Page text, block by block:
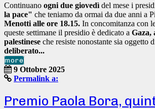
Continuano ogni due giovedì del mese i
la pace" che teniamo da ormai da due anni a
Menotti alle ore 18.15. In concomitanza con
queste settimane il presidio è dedicato a Gaza,
palestinese che resiste nonostante sia oggetto
deliberato...
more
9 Ottobre 2025
Permalink a:
Premio Paola Bora,